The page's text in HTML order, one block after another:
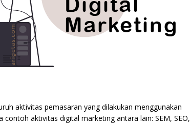
aktivitas pemasaran yang dilakukan menggunakan
aktivitas digital marketing antara lain: SEM, SEO,